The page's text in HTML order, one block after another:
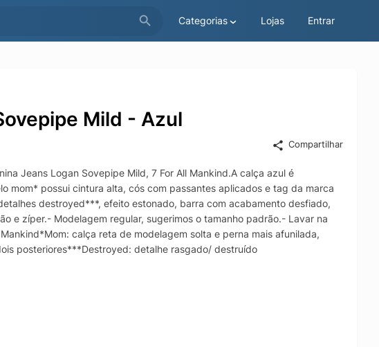
Categorias Lojas Entrar
Mild - Azul
Compartilhar
Jeans Logan Sovepipe Mild, 7 For All Mankind.A calça azul é
mom* possui cintura alta, cós com passantes aplicados e tag da marca
destroyed***, efeito estonado, barra com acabamento desfiado,
e zíper.- Modelagem regular, sugerimos o tamanho padrão.- Lavar na
calça reta de modelagem solta e perna mais afunilada,
posteriores***Destroyed: detalhe rasgado/ destruído